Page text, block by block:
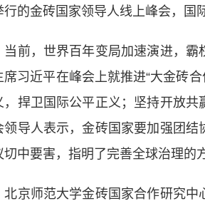
行的金砖国家领导人线上峰会，国
，世界百年变局加速演进，霸
席习近平在峰会上就推进“大金砖
，捍卫国际公平正义；坚持开放共
领导人表示，金砖国家要加强团
切中要害，指明了完善全球治理的
师范大学金砖国家合作研究中